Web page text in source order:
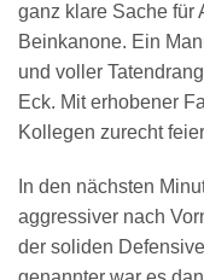
ganz klare Sache für
Beinkanone. Ein
und voller
Eck. Mit erhobener
Kollegen zurecht
In den nächsten
aggressiver nach
der soliden